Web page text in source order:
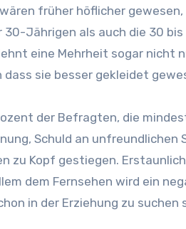
früher höflicher
Jährigen als auch die 30
eine Mehrheit sogar nicht
sie besser gekleidet
der Befragten, die
Schuld an unfreundlichen
zu Kopf gestiegen.
dem Fernsehen wird ein
in der Erziehung zu suchen